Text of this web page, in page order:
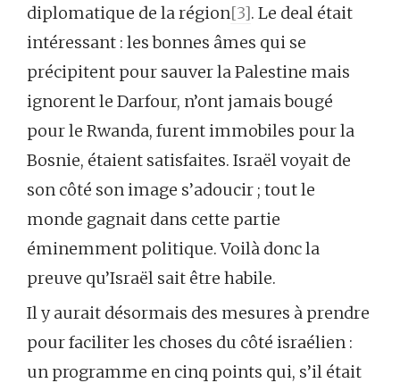
diplomatique de la région[3]. Le deal était
intéressant : les bonnes âmes qui se
précipitent pour sauver la Palestine mais
ignorent le Darfour, n’ont jamais bougé
pour le Rwanda, furent immobiles pour la
Bosnie, étaient satisfaites. Israël voyait de
son côté son image s’adoucir ; tout le
monde gagnait dans cette partie
éminemment politique. Voilà donc la
preuve qu’Israël sait être habile.
Il y aurait désormais des mesures à prendre
pour faciliter les choses du côté israélien :
un programme en cinq points qui, s’il était